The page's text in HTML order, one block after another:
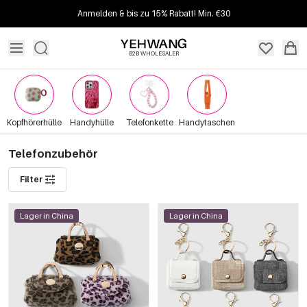
Anmelden & bis zu 15% Rabatt! Min. €30
B2B WHOLESALER
Kopfhörerhülle Handyhülle Telefonkette Handytaschen
Telefonzubehör
Filter
Lager in China Lager in China